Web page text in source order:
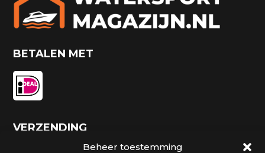
Beheer toestemming
BETALEN MET
VERZENDING